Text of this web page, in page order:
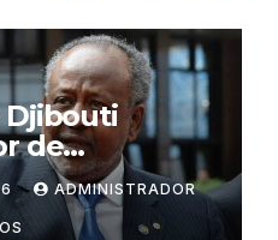
Djibouti
de
Cuba
ADMINISTRADOR